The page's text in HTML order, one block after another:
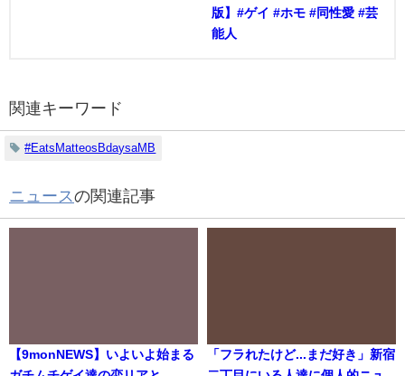
版】#ゲイ #ホモ #同性愛 #芸
能人
関連キーワード
#EatsMatteosBdaysaMB
ニュースの関連記事
【9monNEWS】いよいよ始まる
「フラれたけど...まだ好き」新宿